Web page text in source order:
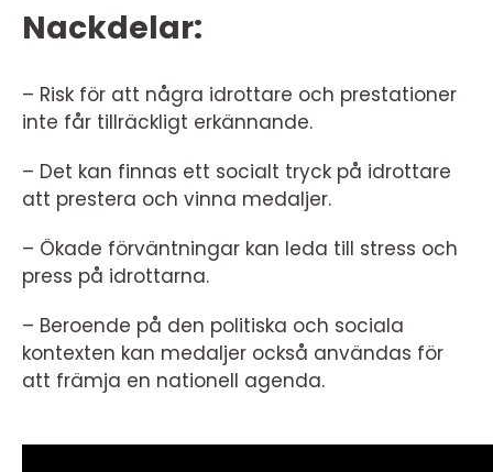
Nackdelar:
– Risk för att några idrottare och prestationer
inte får tillräckligt erkännande.
– Det kan finnas ett socialt tryck på idrottare
att prestera och vinna medaljer.
– Ökade förväntningar kan leda till stress och
press på idrottarna.
– Beroende på den politiska och sociala
kontexten kan medaljer också användas för
att främja en nationell agenda.